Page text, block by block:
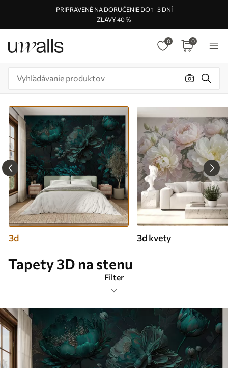
PRIPRAVENÉ NA DORUČENIE DO 1–3 DNÍ
ZĽAVY 40 %
0 0
3d 3d kvety
Tapety 3D na stenu
Filter
Značky
Formát obrázka
Farba